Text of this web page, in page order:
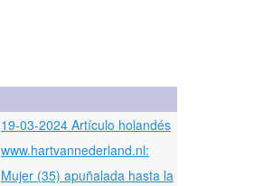
19-03-2024 Artículo holandés
www.hartvannederland.nl:
Mujer (35) apuñalada hasta la